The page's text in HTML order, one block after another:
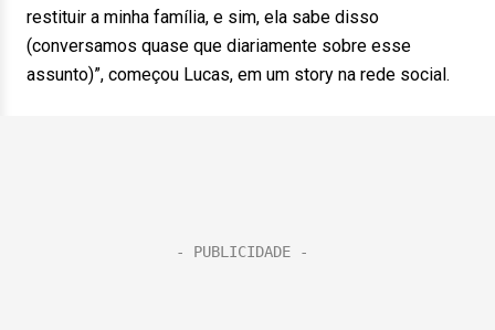
restituir a minha família, e sim, ela sabe disso
(conversamos quase que diariamente sobre esse
assunto)”, começou Lucas, em um story na rede social.